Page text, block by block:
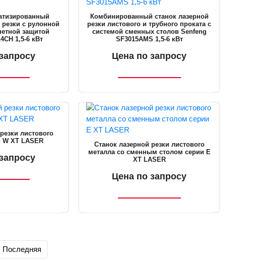
с рулонной
защитой
1,5-6 кВт
Комбинированный станок лазерной
резки листового и трубного проката с
системой сменных столов Senfeng
SF3015AMS 1,5-6 кВт
Цена по запросу
листового
W XT LASER
Станок лазерной резки листового
металла со сменным столом серии E
XT LASER
Цена по запросу
Последняя